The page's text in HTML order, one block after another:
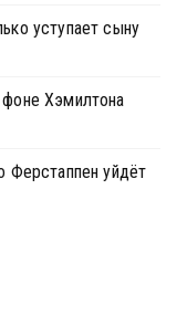
уступает сыну
Хэмилтона
Ферстаппен уйдёт